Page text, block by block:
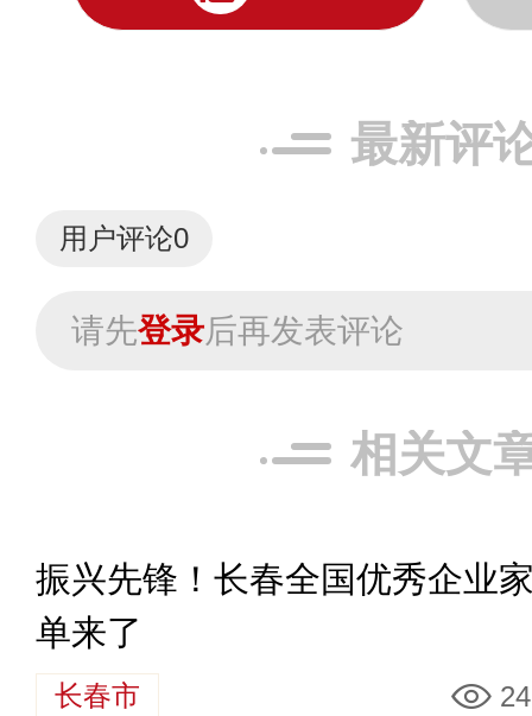
最新评
用户评论0
请先登录后再发表评论
相关文
振兴先锋！长春全国优秀企业
单来了
长春市